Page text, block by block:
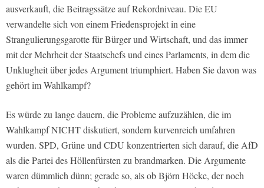
ausverkauft, die Beitragssätze auf Rekordniveau. Die EU
verwandelte sich von einem Friedensprojekt in eine
Strangulierungsgarotte für Bürger und Wirtschaft, und das immer
mit der Mehrheit der Staatschefs und eines Parlaments, in dem die
Unklugheit über jedes Argument triumphiert. Haben Sie davon was
gehört im Wahlkampf?
Es würde zu lange dauern, die Probleme aufzuzählen, die im
Wahlkampf NICHT diskutiert, sondern kurvenreich umfahren
wurden. SPD, Grüne und CDU konzentrierten sich darauf, die AfD
als die Partei des Höllenfürsten zu brandmarken. Die Argumente
waren dümmlich dünn; gerade so, als ob Björn Höcke, der noch